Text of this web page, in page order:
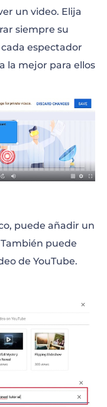
un video. Elija
siempre su
espectador
la mejor para ellos
puede añadir un
puede
de YouTube.